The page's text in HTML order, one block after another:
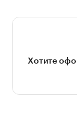
Хотите